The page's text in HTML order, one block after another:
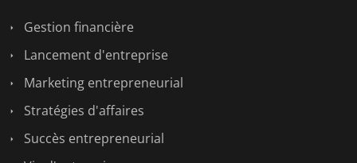
Gestion financière
Lancement d'entreprise
Marketing entrepreneurial
Stratégies d'affaires
Succès entrepreneurial